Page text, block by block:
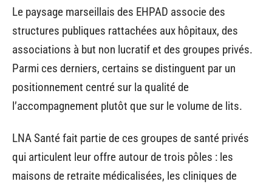
Le paysage marseillais des EHPAD associe des
structures publiques rattachées aux hôpitaux, des
associations à but non lucratif et des groupes privés.
Parmi ces derniers, certains se distinguent par un
positionnement centré sur la qualité de
l’accompagnement plutôt que sur le volume de lits.
LNA Santé fait partie de ces groupes de santé privés
qui articulent leur offre autour de trois pôles : les
maisons de retraite médicalisées, les cliniques de